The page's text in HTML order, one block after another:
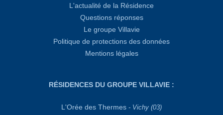
L'actualité de la Résidence
Questions réponses
Le groupe Villavie
Politique de protections des données
Mentions légales
RÉSIDENCES DU GROUPE VILLAVIE :
L'Orée des Thermes - Vichy (03)